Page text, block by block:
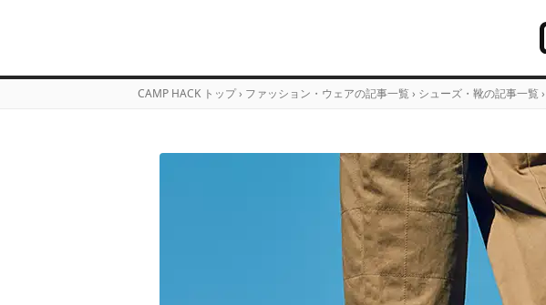
CAMP HACK トップ › ファッション・ウェアの記事一覧 › シューズ・靴の記事一覧 ›